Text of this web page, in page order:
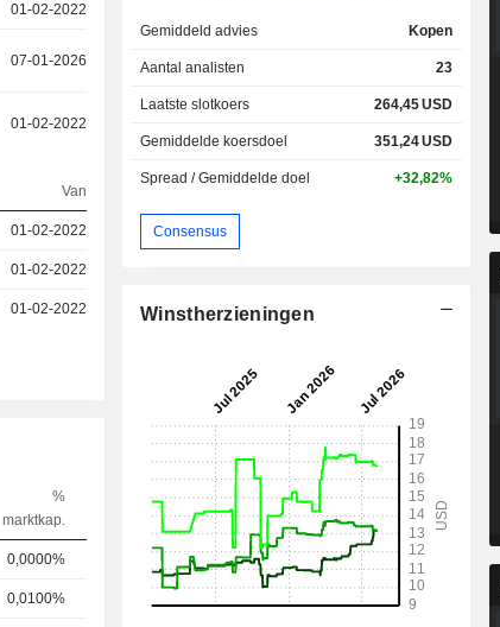
01-02-2022
07-01-2026
01-02-2022
Van
01-02-2022
01-02-2022
01-02-2022
%
marktkap.
0,0000%
0,0100%
Gemiddeld advies Kopen
Aantal analisten 23
Laatste slotkoers 264,45USD
Gemiddelde koersdoel 351,24USD
Spread / Gemiddelde doel +32,82%
Consensus
Winstherzieningen